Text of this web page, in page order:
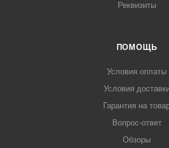
Реквизиты
ПОМОЩЬ
Условия оплаты
Условия
Гарантия на
Вопрос-ответ
Обзоры